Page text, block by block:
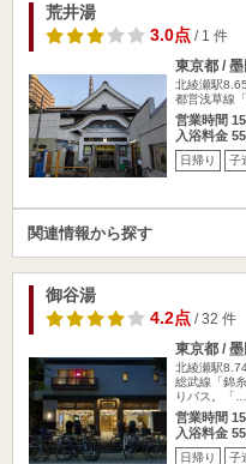
荒井湯
3.0点/ 1 件
東京都 /
北綾瀬駅
都営浅草線
営業時間
入浴料金
日帰り 子
関連情報から探す
御谷湯
4.2点/ 32 件
東京都 /
北綾瀬駅
総武線「錦
りバス。「…
営業時間
入浴料金
日帰り 子